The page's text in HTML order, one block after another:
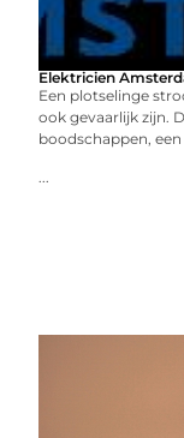
Elektricien
Een plotselinge
ook gevaarlijk zijn.
boodschappen,
...